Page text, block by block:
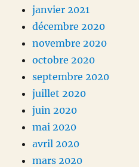
janvier 2021
décembre 2020
novembre 2020
octobre 2020
septembre 2020
juillet 2020
juin 2020
mai 2020
avril 2020
mars 2020